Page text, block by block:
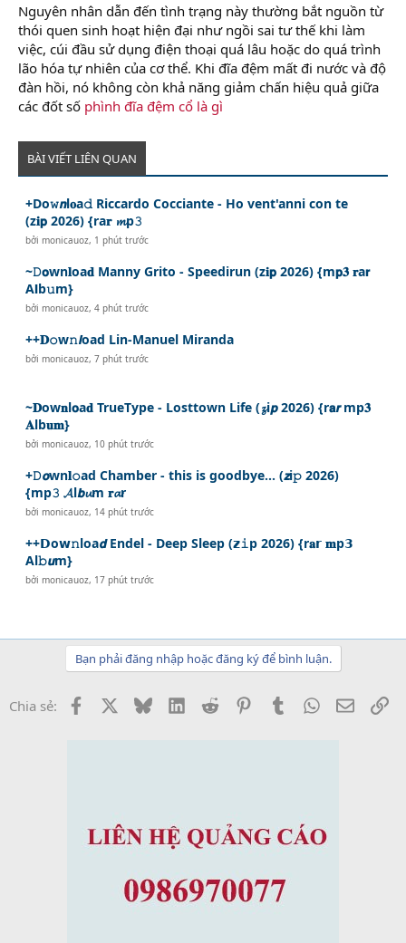
Nguyên nhân dẫn đến tình trạng này thường bắt nguồn từ
thói quen sinh hoạt hiện đại như ngồi sai tư thế khi làm
việc, cúi đầu sử dụng điện thoại quá lâu hoặc do quá trình
lão hóa tự nhiên của cơ thể. Khi đĩa đệm mất đi nước và độ
đàn hồi, nó không còn khả năng giảm chấn hiệu quả giữa
các đốt số phình đĩa đệm cổ là gì
BÀI VIẾT LIÊN QUAN
+Do𝚠𝙣l𝐨a𝚍 Riccardo Cocciante - Ho vent'anni con te
(z𝐢𝗽 2026) {ra𝐫 𝓶p𝟹
bởimonicauoz, 1 phút trước
~𝙳𝗼wn𝐥oa𝐝 Manny Grito - Speedirun (z𝐢𝗽 2026) {m𝗽𝟑 𝐫a𝗿
A𝗹b𝚞m}
bởimonicauoz,4 phút trước
++𝐃𝚘w𝚗𝙡oad Lin-Manuel Miranda
bởimonicauoz,7 phút trước
~𝐃ow𝐧l𝗼a𝐝 TrueType - Losttown Life (𝔃i𝙥 2026) {r𝗮𝙧 mp𝟑
𝐀lb𝐮𝐦}
bởimonicauoz, 10 phút trước
+𝙳𝙤wn𝐥𝚘ad Chamber - this is goodbye... (𝙯i𝚙 2026)
{mp𝟹 𝓐l𝙗𝓾m 𝐫𝓪r
bởimonicauoz, 14 phút trước
++𝗗o𝘄𝚗loa𝙙 Endel - Deep Sleep (𝘇𝚒p 2026) {r𝐚𝗿 𝐦p𝟯
Al𝚋𝙪m}
bởimonicauoz, 17 phút trước
Bạn phải đăng nhập hoặc đăng ký để bình luận.
Chia sẻ: Facebook BlueskyLinkedInReddit PinterestTumblrWhatsApp
Email